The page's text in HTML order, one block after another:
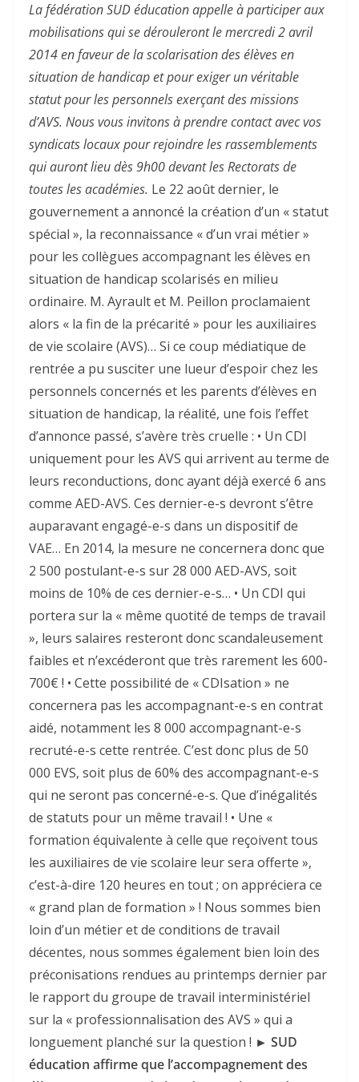
La fédération SUD éducation appelle à participer aux
mobilisations qui se dérouleront le mercredi 2 avril
2014 en faveur de la scolarisation des élèves en
situation de handicap et pour exiger un véritable
statut pour les personnels exerçant des missions
d’AVS. Nous vous invitons à prendre contact avec vos
syndicats locaux pour rejoindre les rassemblements
qui auront lieu dès 9h00 devant les Rectorats de
toutes les académies. Le 22 août dernier, le
gouvernement a annoncé la création d’un « statut
spécial », la reconnaissance « d’un vrai métier »
pour les collègues accompagnant les élèves en
situation de handicap scolarisés en milieu
ordinaire. M. Ayrault et M. Peillon proclamaient
alors « la fin de la précarité » pour les auxiliaires
de vie scolaire (AVS)… Si ce coup médiatique de
rentrée a pu susciter une lueur d’espoir chez les
personnels concernés et les parents d’élèves en
situation de handicap, la réalité, une fois l’effet
d’annonce passé, s’avère très cruelle : • Un CDI
uniquement pour les AVS qui arrivent au terme de
leurs reconductions, donc ayant déjà exercé 6 ans
comme AED-AVS. Ces dernier-e-s devront s’être
auparavant engagé-e-s dans un dispositif de
VAE… En 2014, la mesure ne concernera donc que
2 500 postulant-e-s sur 28 000 AED-AVS, soit
moins de 10% de ces dernier-e-s… • Un CDI qui
portera sur la « même quotité de temps de travail
», leurs salaires resteront donc scandaleusement
faibles et n’excéderont que très rarement les 600-
700€ ! • Cette possibilité de « CDIsation » ne
concernera pas les accompagnant-e-s en contrat
aidé, notamment les 8 000 accompagnant-e-s
recruté-e-s cette rentrée. C’est donc plus de 50
000 EVS, soit plus de 60% des accompagnant-e-s
qui ne seront pas concerné-e-s. Que d’inégalités
de statuts pour un même travail ! • Une «
formation équivalente à celle que reçoivent tous
les auxiliaires de vie scolaire leur sera offerte »,
c’est-à-dire 120 heures en tout ; on appréciera ce
« grand plan de formation » ! Nous sommes bien
loin d’un métier et de conditions de travail
décentes, nous sommes également bien loin des
préconisations rendues au printemps dernier par
le rapport du groupe de travail interministériel
sur la « professionnalisation des AVS » qui a
longuement planché sur la question ! ► SUD
éducation affirme que l’accompagnement des